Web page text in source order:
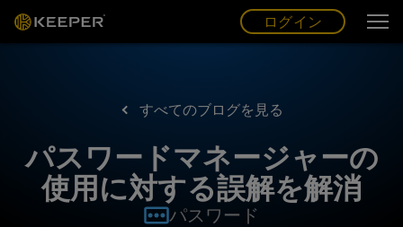
グ (JP)
ログイン
すべてのブログを見る
パスワードマネージャーの
使用に対する誤解を解消
パスワード